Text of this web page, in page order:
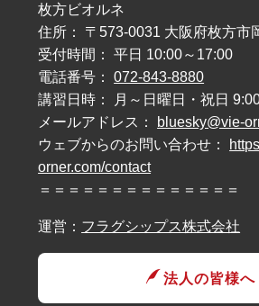
枚方ビオルネ
住所： 〒573-0031 大阪府枚方市
受付時間： 平日 10:00～17:00
電話番号：072-843-8880
講習日時： 月～日曜日・祝日
メールアドレス： bluesky@vie-
ウェブからのお問い合わせ：
orner.com/contact
＝＝＝＝＝＝＝＝＝＝＝＝＝＝
運営： フラグシップス株式会社
法人の皆様へ